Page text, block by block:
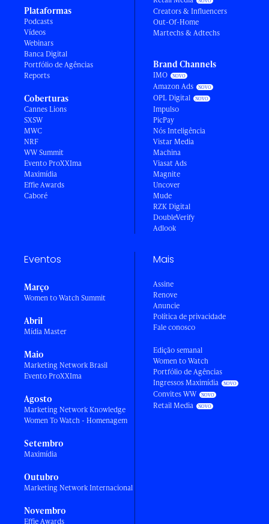
Plataformas
Podcasts
Vídeos
Webinars
Banca Digital
Portfólio de Agências
Reports
Coberturas
Cannes Lions
SXSW
MWC
NRF
WW Summit
Evento ProXXIma
Maximídia
Effie Awards
Caboré
Creators & Influencers
Out-Of-Home
Martechs & Adtechs
Brand Channels
IMO
Amazon Ads
OPL Digital
Impulso
PicPay
Nós Inteligência
Vistar Media
Machina
Viasat Ads
Magnite
Uncover
Mude
RZK Digital
DoubleVerify
Adlook
Eventos
Março
Women to Watch Summit
Abril
Mídia Master
Maio
Marketing Network Brasil
Evento ProXXIma
Agosto
Marketing Network Knowledge
Women To Watch - Homenagem
Setembro
Maximídia
Outubro
Marketing Network Internacional
Novembro
Effie Awards
Mais
Assine
Renove
Anuncie
Política de privacidade
Fale conosco
Edição semanal
Women to Watch
Portfólio de Agências
Ingressos Maximídia
Convites WW
Retail Media